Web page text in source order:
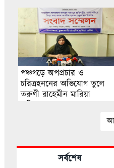
পঞ্চগড়ে অপপ্রচার ও
চরিত্রহননের অভিযোগ তুলে
তরুণী রাহেমীন মারিয়া
এলিনের সংবাদ সম্মেলন
সর্বশেষ